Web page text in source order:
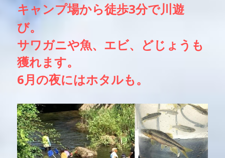
キャンプ場から徒歩3分で川遊
び。
サワガニや魚、エビ、どじょうも
獲れます。
6月の夜にはホタルも。